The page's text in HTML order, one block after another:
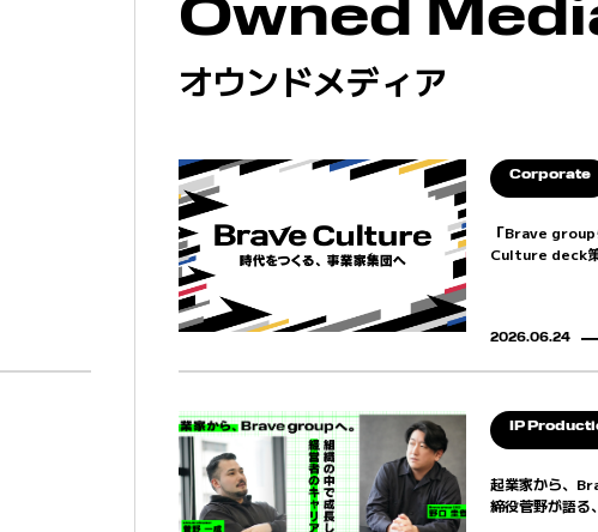
Owned
オウンドメディア
Corporate
「Brave group
Culture deck策
2026.06.24
IP
起業家から、
締役菅野が語る